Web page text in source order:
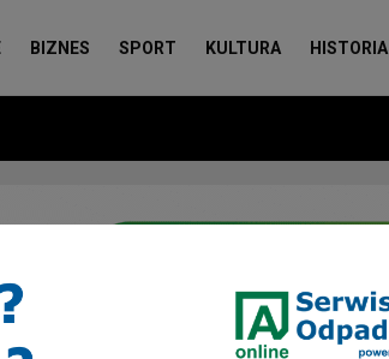
BIZNES SPORT KULTURA HISTORIA